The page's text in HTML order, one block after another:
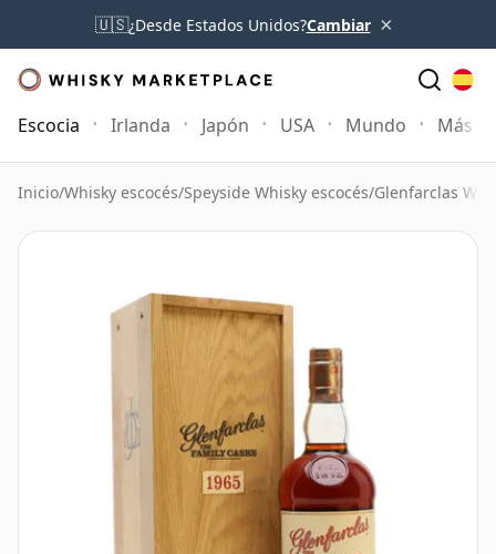
🇺🇸¿Desde Estados Unidos?Cambiar ×
Escocia Irlanda Japón USA Mundo Más
Inicio/Whisky escocés/Speyside Whisky escocés/Glenfarclas